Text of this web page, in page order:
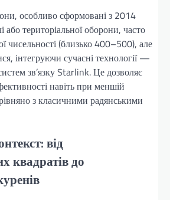
особливо сформовані з 2014
або територіальної оборони, часто
чисельності (близько 400–500), але
інтегруючи сучасні технології —
зв’язку Starlink. Це дозволяє
навіть при меншій
з класичними радянськими
від
квадратів до